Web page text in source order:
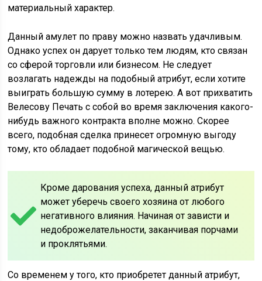
материальный характер.
Данный амулет по праву можно назвать удачливым.
Однако успех он дарует только тем людям, кто связан
со сферой торговли или бизнесом. Не следует
возлагать надежды на подобный атрибут, если хотите
выиграть большую сумму в лотерею. А вот прихватить
Велесову Печать с собой во время заключения какого-
нибудь важного контракта вполне можно. Скорее
всего, подобная сделка принесет огромную выгоду
тому, кто обладает подобной магической вещью.
Кроме дарования успеха, данный атрибут
может уберечь своего хозяина от любого
негативного влияния. Начиная от зависти и
недоброжелательности, заканчивая порчами
и проклятьями.
Со временем у того, кто приобретет данный атрибут,